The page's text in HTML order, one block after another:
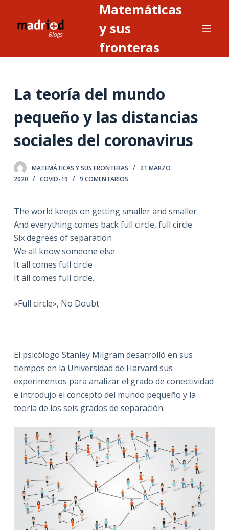
n
e
n
d
o
Matemáticas
y sus
fronteras
La teoría del mundo
pequeño y las distancias
sociales del coronavirus
MATEMÁTICAS Y SUS FRONTERAS
21 MARZO
2020
COVID-19 9 COMENTARIOS
The world keeps on getting smaller and smaller
And everything comes back full circle, full circle
Six degrees of separation
We all know someone else
It all comes full circle
It all comes full circle.
«Full circle», No Doubt
El psicólogo Stanley Milgram desarrolló en sus
tiempos en la Universidad de Harvard sus
experimentos para analizar el grado de conectividad
e introdujo el concepto del mundo pequeño y la
teoría de los seis grados de separación.